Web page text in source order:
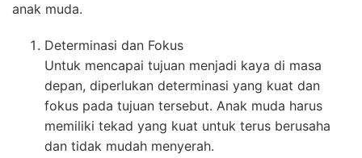
anak muda.
Determinasi dan Fokus
Untuk mencapai tujuan menjadi kaya di masa
depan, diperlukan determinasi yang kuat dan
fokus pada tujuan tersebut. Anak muda harus
memiliki tekad yang kuat untuk terus berusaha
dan tidak mudah menyerah.